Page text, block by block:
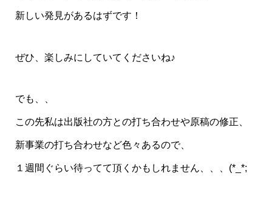
新しい発見があるはずです！
ぜひ、楽しみにしていてくださいね♪
でも、、
この先私は出版社の方との打ち合わせや原稿の修正、
新事業の打ち合わせなど色々あるので、
１週間ぐらい待ってて頂くかもしれません、、、(*_*;